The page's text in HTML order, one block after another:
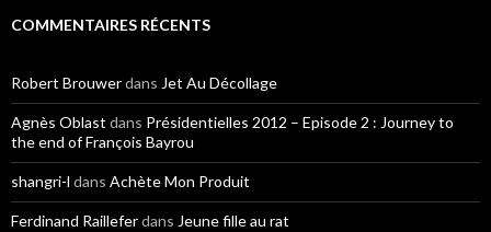
COMMENTAIRES RÉCENTS
Robert Brouwerdans Jet Au Décollage
Agnès Oblast dans Présidentielles 2012 – Episode 2 : Journey to
the end of François Bayrou
shangri-l dans Achète Mon Produit
Ferdinand Railleferdans Jeune fille au rat